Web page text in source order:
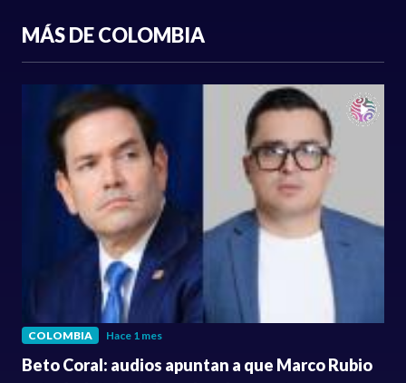
MÁS DE COLOMBIA
COLOMBIA Hace 1 mes
Beto Coral: audios apuntan a que Marco Rubio